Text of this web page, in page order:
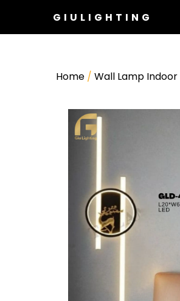
GIULIGHTING
Home / Wall Lamp Indoor